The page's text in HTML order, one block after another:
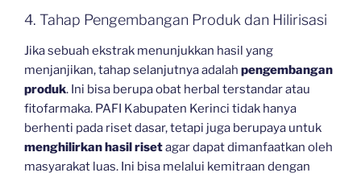
4. Tahap Pengembangan Produk dan Hilirisasi
Jika sebuah ekstrak menunjukkan hasil yang
menjanjikan, tahap selanjutnya adalah pengembangan
produk. Ini bisa berupa obat herbal terstandar atau
fitofarmaka. PAFI Kabupaten Kerinci tidak hanya
berhenti pada riset dasar, tetapi juga berupaya untuk
menghilirkan hasil risetagar dapat dimanfaatkan oleh
masyarakat luas. Ini bisa melalui kemitraan dengan